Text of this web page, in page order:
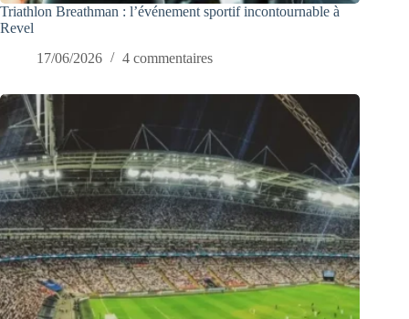
Triathlon Breathman : l’événement sportif incontournable à
Revel
17/06/2026
4 commentaires